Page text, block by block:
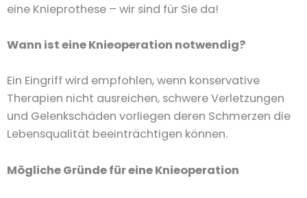
eine Knieprothese – wir sind für Sie da!
Wann ist eine Knieoperation notwendig?
Ein Eingriff wird empfohlen, wenn konservative
Therapien nicht ausreichen, schwere Verletzungen
und Gelenkschäden vorliegen deren Schmerzen die
Lebensqualität beeinträchtigen können.
Mögliche Gründe für eine Knieoperation